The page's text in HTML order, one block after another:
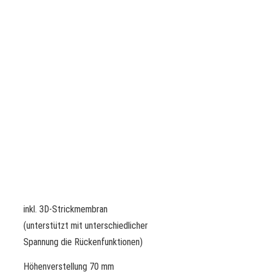
inkl. 3D-Strickmembran
(unterstützt mit unterschiedlicher
Spannung die Rückenfunktionen)
Höhenverstellung 70 mm